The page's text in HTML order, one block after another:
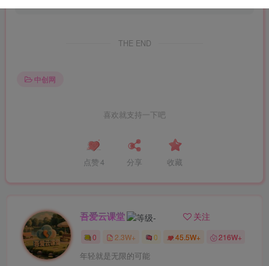
THE END
中创网
喜欢就支持一下吧
点赞 4 分享 收藏
吾爱云课堂 关注
0 2.3W+ 0 45.5W+ 216W+
年轻就是无限的可能